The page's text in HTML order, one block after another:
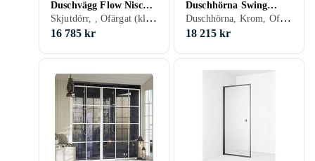
Duschvägg Flow Nisch
4D 170
Skjutdörr, , Ofärgat (klart glas), 170 cm
16 785 kr
Duschhörna Swing
100x80
Duschhörna, Krom, Ofärgat (klart glas), Grå/Rök/Tonat
18 215 kr